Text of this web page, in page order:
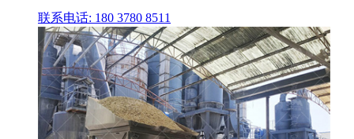
联系电话: 180 3780 8511